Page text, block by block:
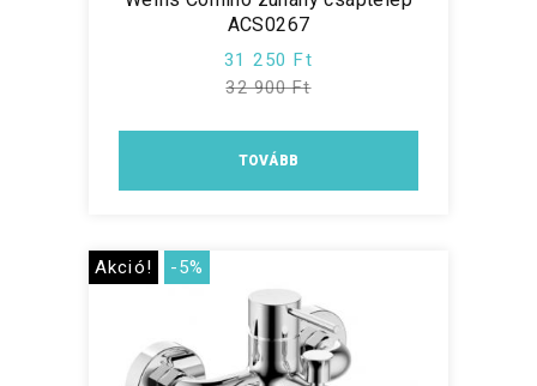
ACS0267
31 250 Ft
32 900 Ft
TOVÁBB
Akció! -5%